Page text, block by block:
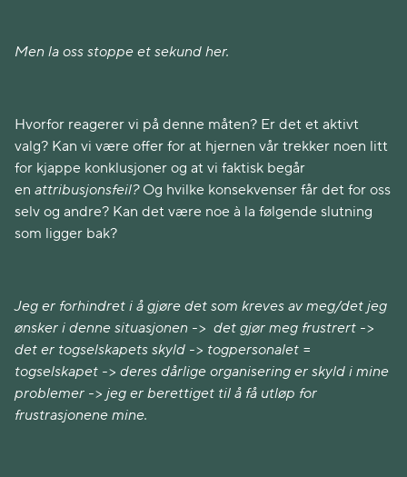
Men la oss stoppe et sekund her.
Hvorfor reagerer vi på denne måten? Er det et aktivt
valg? Kan vi være offer for at hjernen vår trekker noen litt
for kjappe konklusjoner og at vi faktisk begår
en attribusjonsfeil? Og hvilke konsekvenser får det for oss
selv og andre? Kan det være noe à la følgende slutning
som ligger bak?
Jeg er forhindret i å gjøre det som kreves av meg/det jeg
ønsker i denne situasjonen -> det gjør meg frustrert ->
det er togselskapets skyld -> togpersonalet =
togselskapet -> deres dårlige organisering er skyld i mine
problemer -> jeg er berettiget til å få utløp for
frustrasjonene mine.